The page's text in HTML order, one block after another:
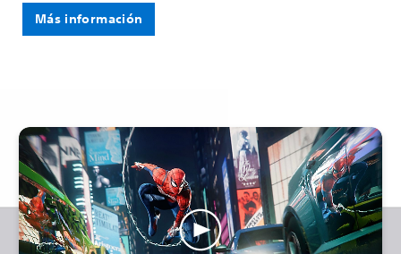
Más información